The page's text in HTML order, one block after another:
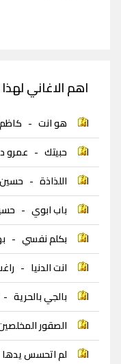
اهم الاغاني
هو انت -
حبيتك - عمرو
اللذاذة -
باب ابوي -
بكلم نفسي -
انت الدنيا -
بالجي بالحرية -
الصقور
لم اتحسس يدها